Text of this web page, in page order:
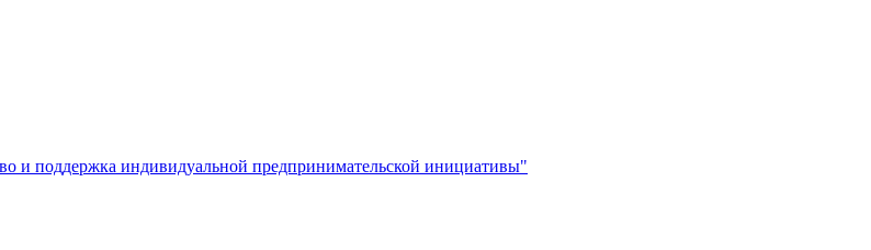
и поддержка индивидуальной предпринимательской инициативы"